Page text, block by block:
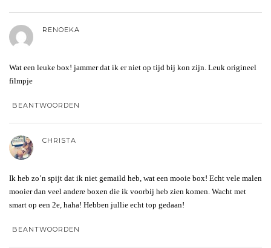
RENOEKA
Wat een leuke box! jammer dat ik er niet op tijd bij kon zijn. Leuk origineel
filmpje
BEANTWOORDEN
CHRISTA
Ik heb zo’n spijt dat ik niet gemaild heb, wat een mooie box! Echt vele malen
mooier dan veel andere boxen die ik voorbij heb zien komen. Wacht met
smart op een 2e, haha! Hebben jullie echt top gedaan!
BEANTWOORDEN